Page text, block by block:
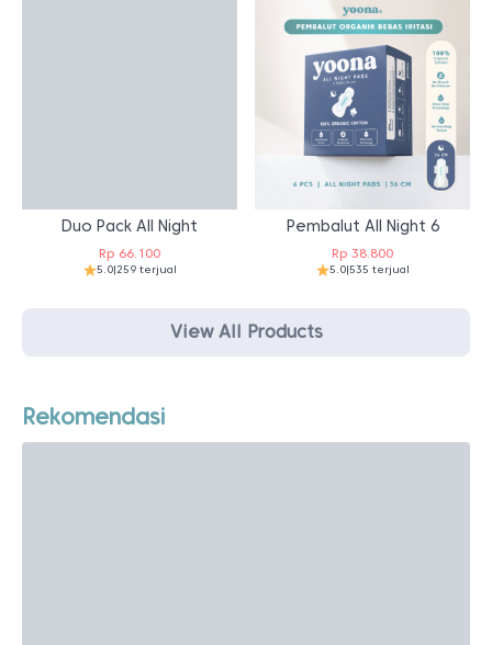
Duo Pack All Night
Rp 66.100
5.0|259 terjual
Pembalut All Night 6
Rp 38.800
5.0|535 terjual
View All Products
Rekomendasi